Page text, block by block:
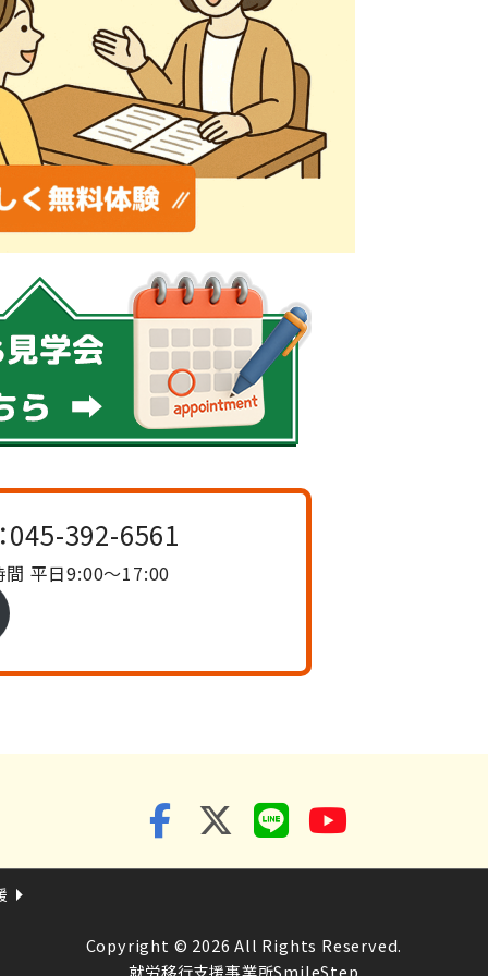
045-392-6561
間 平日9:00〜17:00
Copyright © 2026 All Rights Reserved.
就労移行支援事業所SmileStep